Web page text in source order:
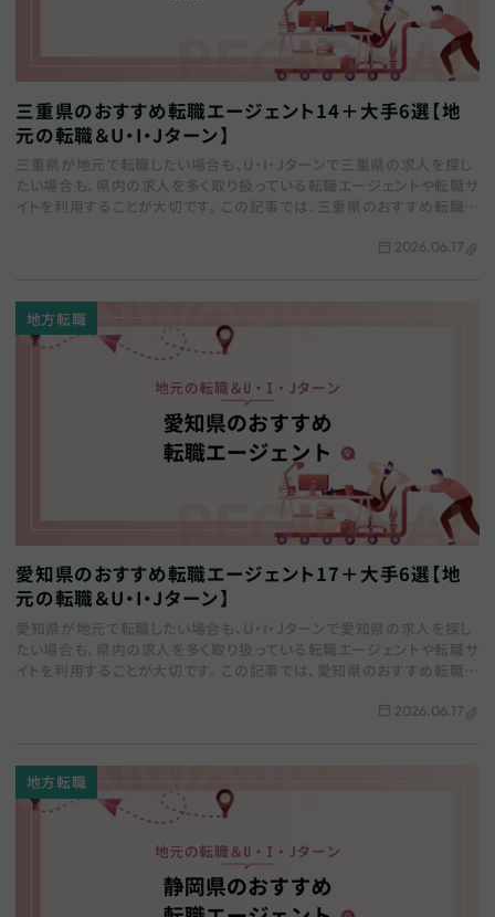
三重県のおすすめ転職エージェント14＋大手6選【地
元の転職＆U・I・Jターン】
三重県が地元で転職したい場合も、U・I・Jターンで三重県の求人を探し
たい場合も、県内の求人を多く取り扱っている転職エージェントや転職サ
イトを利用することが大切です。 この記事では、三重県のおすすめ転職エ
2026.06.17
地方転職
愛知県のおすすめ転職エージェント17＋大手6選【地
元の転職＆U・I・Jターン】
愛知県が地元で転職したい場合も、U・I・Jターンで愛知県の求人を探し
たい場合も、県内の求人を多く取り扱っている転職エージェントや転職サ
イトを利用することが大切です。 この記事では、愛知県のおすすめ転職エ
2026.06.17
地方転職